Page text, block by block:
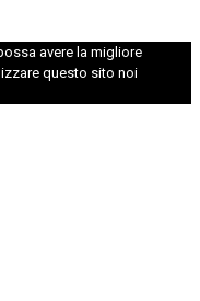
avere la migliore
questo sito noi